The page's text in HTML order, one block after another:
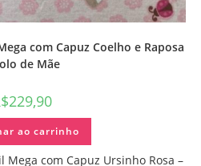
com Capuz Coelho e Raposa
de Mãe
229,90
ao carrinho